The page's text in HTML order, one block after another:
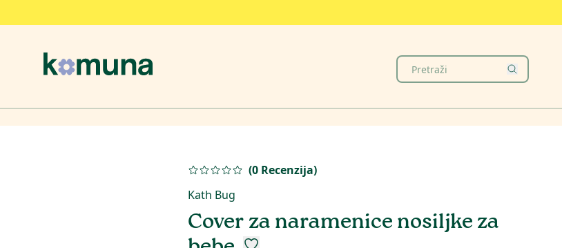
(0 Recenzija)
Kath Bug
Cover za naramenice nosiljke za